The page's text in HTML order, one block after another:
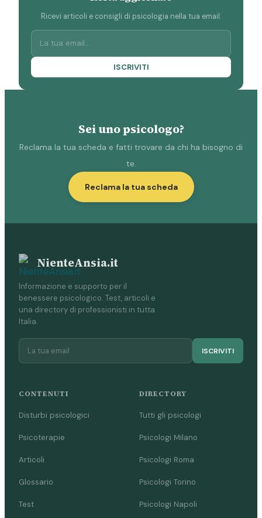
Ricevi articoli e consigli di psicologia nella tua email.
ISCRIVITI
Sei uno psicologo?
Reclama la tua scheda e fatti trovare da chi ha bisogno di
te.
Reclama la tua scheda
NienteAnsia.it
Informazione e supporto per il
benessere psicologico. Test, articoli e
una directory di professionisti in tutta
Italia.
ISCRIVITI
CONTENUTI
Disturbi psicologici
Psicoterapie
Articoli
Glossario
Test
DIRECTORY
Tutti gli psicologi
Psicologi Milano
Psicologi Roma
Psicologi Torino
Psicologi Napoli